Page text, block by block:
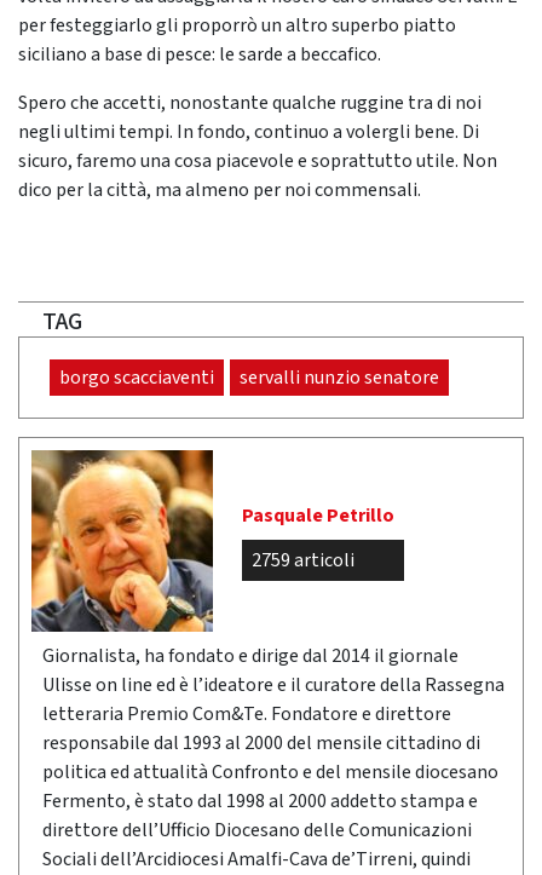
per festeggiarlo gli proporrò un altro superbo piatto
siciliano a base di pesce: le sarde a beccafico.
Spero che accetti, nonostante qualche ruggine tra di noi
negli ultimi tempi. In fondo, continuo a volergli bene. Di
sicuro, faremo una cosa piacevole e soprattutto utile. Non
dico per la città, ma almeno per noi commensali.
TAG
borgo scacciaventi servalli nunzio senatore
Pasquale Petrillo
2759 articoli
Giornalista, ha fondato e dirige dal 2014 il giornale
Ulisse on line ed è l’ideatore e il curatore della Rassegna
letteraria Premio Com&Te. Fondatore e direttore
responsabile dal 1993 al 2000 del mensile cittadino di
politica ed attualità Confronto e del mensile diocesano
Fermento, è stato dal 1998 al 2000 addetto stampa e
direttore dell’Ufficio Diocesano delle Comunicazioni
Sociali dell’Arcidiocesi Amalfi-Cava de’Tirreni, quindi